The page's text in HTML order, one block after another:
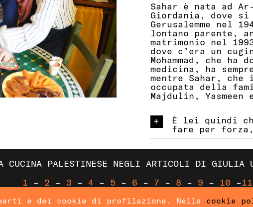
Sahar è nata ad
Giordania, dove
Gerusalemme nel
lontano parente,
matrimonio nel
dove c’era un
Mohammad, che
medicina, ha
mentre Sahar,
occupata della
Majdulin, Yasmeen
È lei quindi
fare per forza,
CUCINA PALESTINESE NEGLI ARTICOLI DI GIULIA
1 – 2 – 3 – 4 – 5 – 6 – 7 – 8 – 9 – 10 –11
e dei cookie di profilazione. Nella cookie